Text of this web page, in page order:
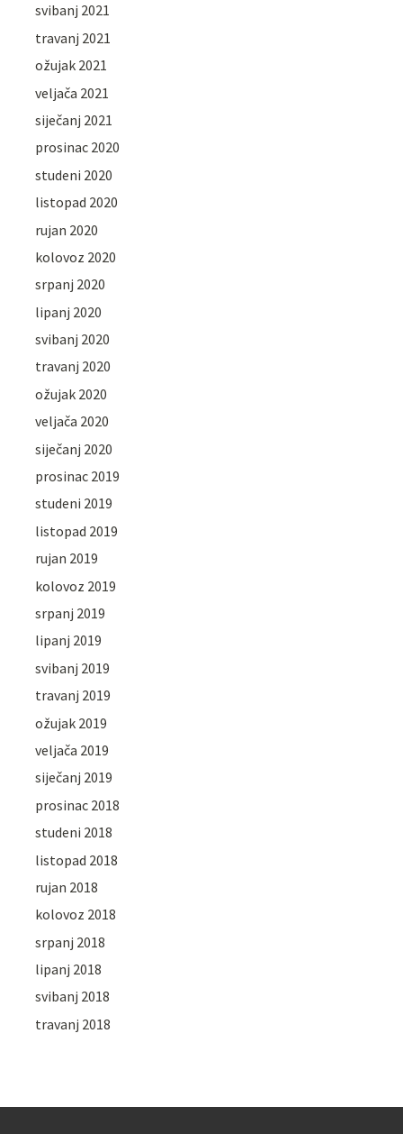
svibanj 2021
travanj 2021
ožujak 2021
veljača 2021
siječanj 2021
prosinac 2020
studeni 2020
listopad 2020
rujan 2020
kolovoz 2020
srpanj 2020
lipanj 2020
svibanj 2020
travanj 2020
ožujak 2020
veljača 2020
siječanj 2020
prosinac 2019
studeni 2019
listopad 2019
rujan 2019
kolovoz 2019
srpanj 2019
lipanj 2019
svibanj 2019
travanj 2019
ožujak 2019
veljača 2019
siječanj 2019
prosinac 2018
studeni 2018
listopad 2018
rujan 2018
kolovoz 2018
srpanj 2018
lipanj 2018
svibanj 2018
travanj 2018